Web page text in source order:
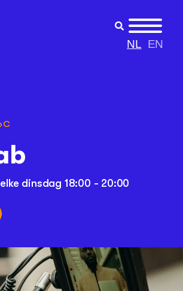
NL EN
elke dinsdag 18:00 - 20:00